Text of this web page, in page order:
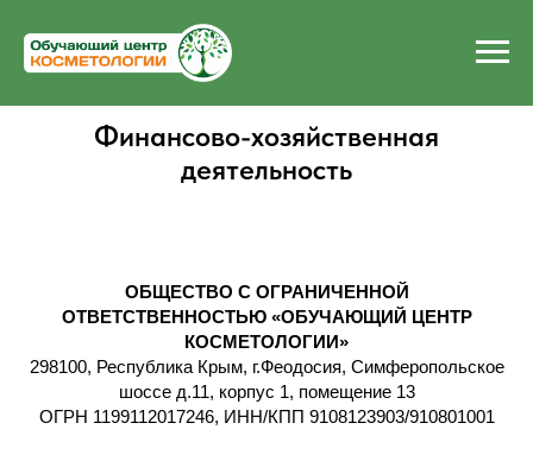
Финансово-хозяйственная
деятельность
ОБЩЕСТВО С ОГРАНИЧЕННОЙ
ОТВЕТСТВЕННОСТЬЮ «ОБУЧАЮЩИЙ ЦЕНТР
КОСМЕТОЛОГИИ»
298100, Республика Крым, г.Феодосия, Симферопольское
шоссе д.11, корпус 1, помещение 13
ОГРН 1199112017246, ИНН/КПП 9108123903/910801001